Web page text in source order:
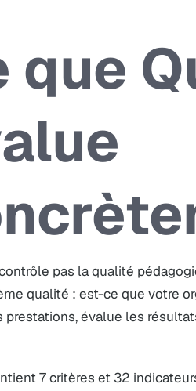
que
pas la qualité
qualité : est-ce que votre
prestations, évalue les
7 critères et 32